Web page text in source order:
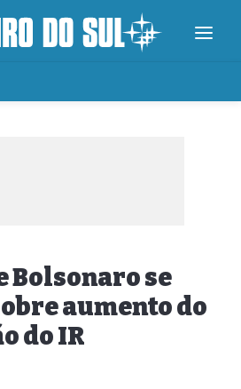
Bolsonaro se
aumento do
do IR